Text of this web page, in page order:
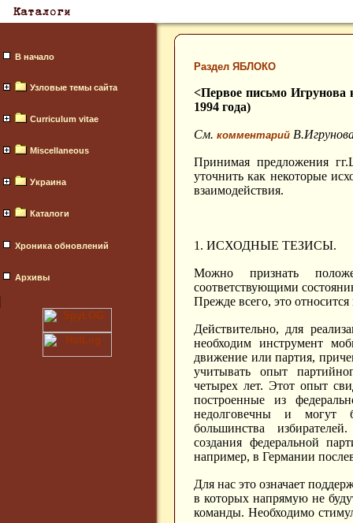
В начало
Узловые темы сайта
Curriculum vitae
Miscellaneous
Украина
Каталоги
Хроника обновлений
Архивы
Раздел ЯБЛОКО
<Первое письмо Игрунова
1994 года)
Cм. комментарий
Принимая предложения
уточнить как некоторые
взаимодействия.
1. ИСХОДНЫЕ ТЕЗИСЫ.
Можно признать
соответствующими
Прежде всего, это
Действительно, для
необходим инструмент
движение или партия,
учитывать опыт
четырех лет. Этот опыт
построенные из
недолговечны и могут
большинства
создания федеральной
например, в Германии
Для нас это означает
в которых напрямую не
команды. Необходимо